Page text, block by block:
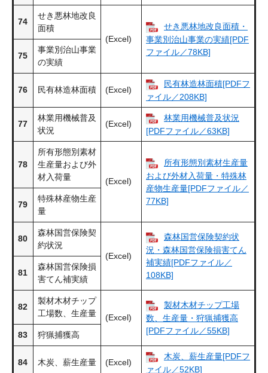
74
せき悪林地改良
面積
(Excel)
せき悪林地改良面積・
事業別治山事業の実績[PDF
ファイル／78KB]
75
事業別治山事業
の実績
76 民有林造林面積 (Excel)
民有林造林面積[PDFフ
ァイル／208KB]
77
林業用機械普及
状況
(Excel)
林業用機械普及状況
[PDFファイル／63KB]
78
所有形態別素材
生産量および外
材入荷量
(Excel)
所有形態別素材生産量
および外材入荷量・特殊林
産物生産量[PDFファイル／
77KB]
79
特殊林産物生産
量
80
森林国営保険契
約状況
(Excel)
森林国営保険契約状
況・森林国営保険損害てん
補実績[PDFファイル／
108KB]
81
森林国営保険損
害てん補実績
82
製材木材チップ
工場数、生産量
(Excel)
製材木材チップ工場
数、生産量・狩猟捕獲高
[PDFファイル／55KB]
83 狩猟捕獲高
84 木炭、薪生産量 (Excel)
木炭、薪生産量[PDFフ
ァイル／52KB]